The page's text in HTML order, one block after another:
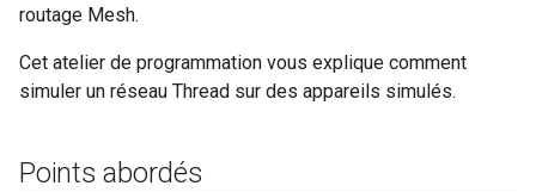
routage Mesh.
Cet atelier de programmation vous explique comment
simuler un réseau Thread sur des appareils simulés.
Points abordés